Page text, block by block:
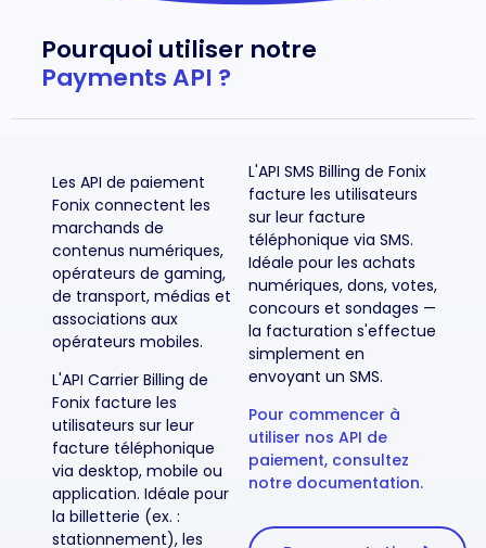
Pourquoi utiliser notre
Payments API ?
Les API de paiement
Fonix connectent les
marchands de
contenus numériques,
opérateurs de gaming,
de transport, médias et
associations aux
opérateurs mobiles.
L'API Carrier Billing de
Fonix facture les
utilisateurs sur leur
facture téléphonique
via desktop, mobile ou
application. Idéale pour
la billetterie (ex. :
stationnement), les
L'API SMS Billing de Fonix
facture les utilisateurs
sur leur facture
téléphonique via SMS.
Idéale pour les achats
numériques, dons, votes,
concours et sondages —
la facturation s'effectue
simplement en
envoyant un SMS.
Pour commencer à
utiliser nos API de
paiement, consultez
notre documentation.